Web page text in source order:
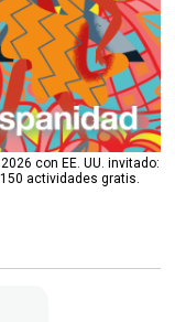
con EE. UU. invitado:
actividades gratis.